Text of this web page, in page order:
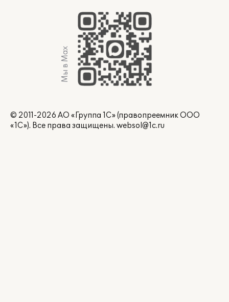
Мы в Max
© 2011-2026 АО «Группа 1С» (правопреемник ООО
«1С»). Все права защищены. websol@1c.ru